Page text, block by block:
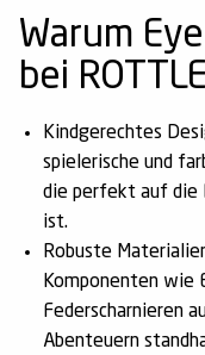
Warum
bei
Kindgerechtes
spielerische und
die perfekt auf die
ist.
Robuste
Komponenten wie
Federscharnieren
Abenteuern